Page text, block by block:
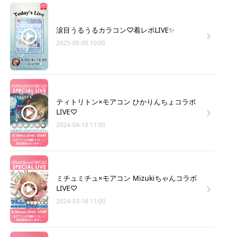
涙目うるうるカラコン♡着レポLIVE✨
2025-06-05 10:00
ティトリトン×モアコン ひかりんちょコラボ
LIVE♡
2024-04-18 11:00
ミチュミチュ×モアコン Mizukiちゃんコラボ
LIVE♡
2024-03-18 11:00